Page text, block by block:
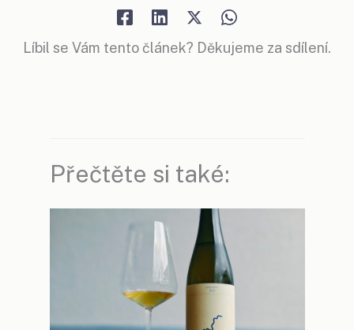
Líbil se Vám tento článek? Děkujeme za sdílení.
Přečtěte si také: